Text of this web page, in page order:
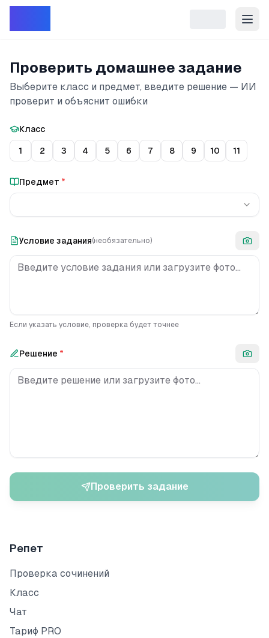
Проверить домашнее задание
Выберите класс и предмет, введите решение — ИИ
проверит и объяснит ошибки
Класс
1 2 3 4 5 6 7 8 9 10 11
Предмет *
Условие задания(необязательно)
Если указать условие, проверка будет точнее
Решение *
Проверить задание
Репет
Проверка сочинений
Класс
Чат
Тариф PRO